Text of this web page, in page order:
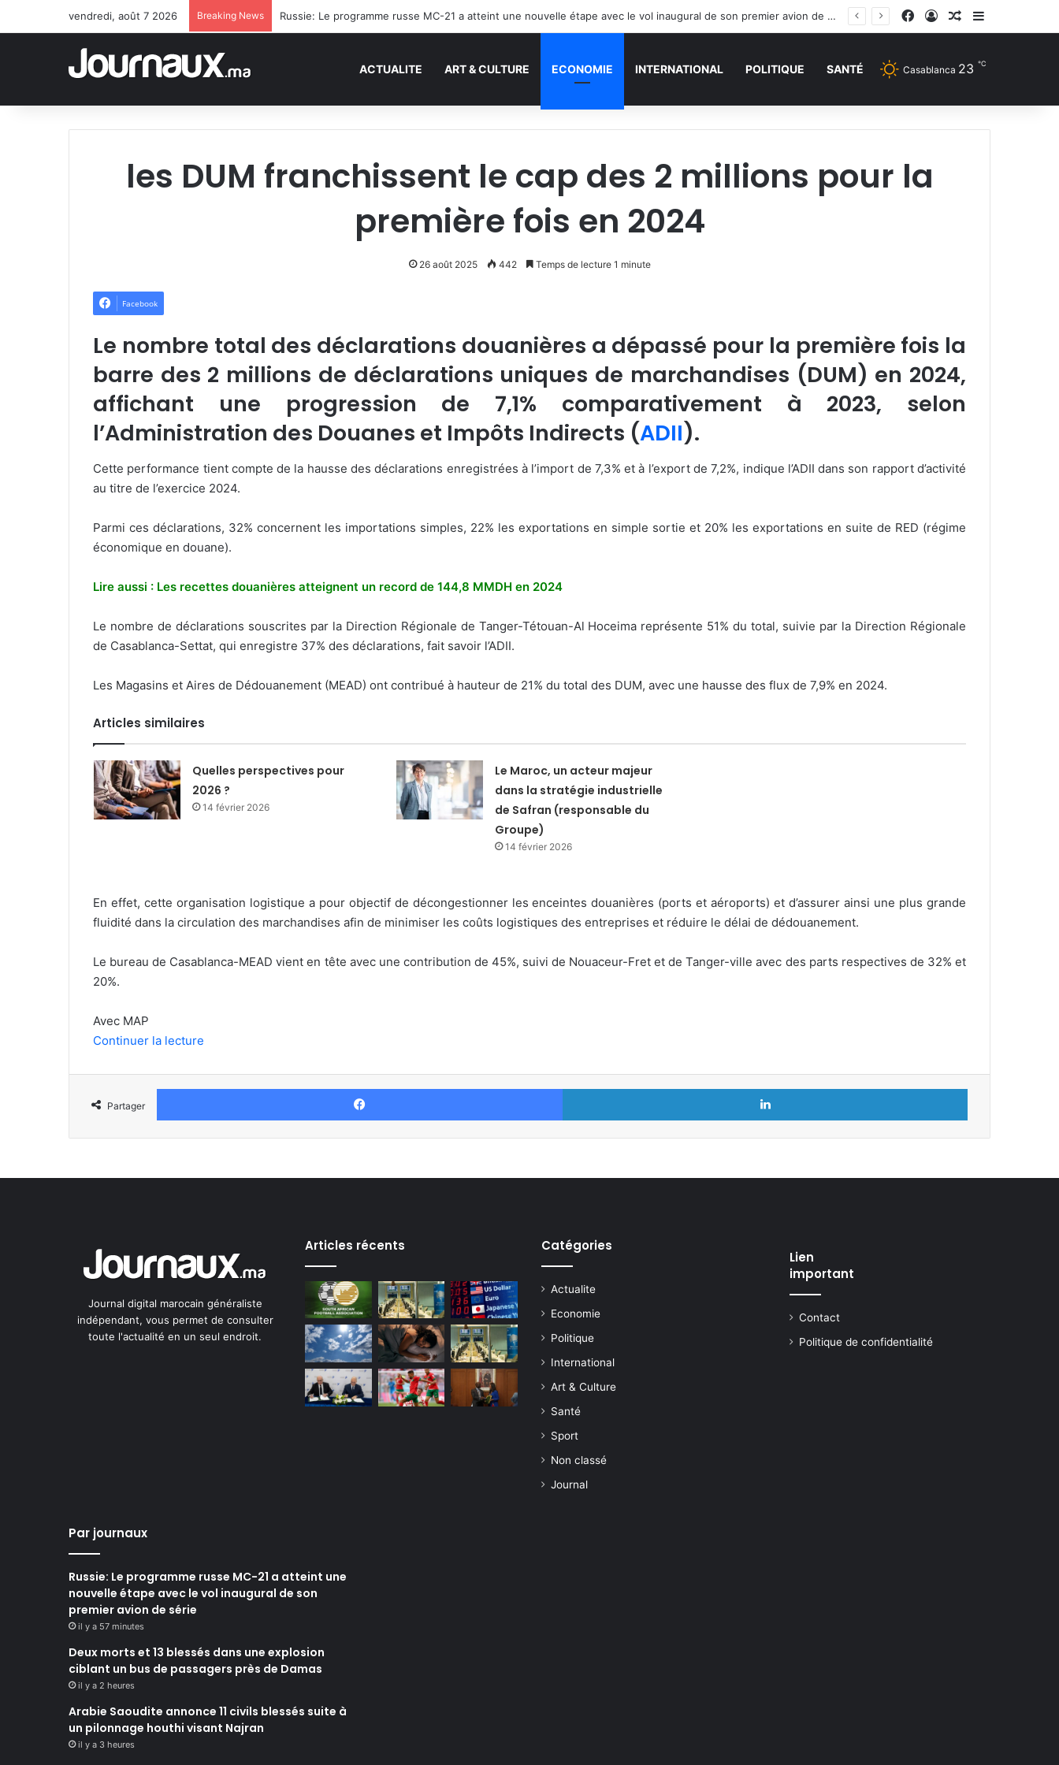
vendredi, août 7 2026 Breaking News Russie: Le programme russe MC-21 a atteint une nouvelle étape avec le vol inaugural de son premier avion de série Facebook
Connexion
Article Aléatoire
Sidebar
ACTUALITE ART & CULTURE ECONOMIE INTERNATIONAL POLITIQUE SANTÉ Casablanca 23 ℃
les DUM franchissent le cap des 2 millions pour la
première fois en 2024
26 août 2025 442 Temps de lecture 1 minute
Facebook
Le nombre total des déclarations douanières a dépassé pour la première fois la
barre des 2 millions de déclarations uniques de marchandises (DUM) en 2024,
affichant une progression de 7,1% comparativement à 2023, selon
l’Administration des Douanes et Impôts Indirects (ADII).
Cette performance tient compte de la hausse des déclarations enregistrées à l’import de 7,3% et à l’export de 7,2%, indique l’ADII dans son rapport d’activité
au titre de l’exercice 2024.
Parmi ces déclarations, 32% concernent les importations simples, 22% les exportations en simple sortie et 20% les exportations en suite de RED (régime
économique en douane).
Lire aussi : Les recettes douanières atteignent un record de 144,8 MMDH en 2024
Le nombre de déclarations souscrites par la Direction Régionale de Tanger-Tétouan-Al Hoceima représente 51% du total, suivie par la Direction Régionale
de Casablanca-Settat, qui enregistre 37% des déclarations, fait savoir l’ADII.
Les Magasins et Aires de Dédouanement (MEAD) ont contribué à hauteur de 21% du total des DUM, avec une hausse des flux de 7,9% en 2024.
Articles similaires
Quelles perspectives pour
2026 ?
14 février 2026
Le Maroc, un acteur majeur
dans la stratégie industrielle
de Safran (responsable du
Groupe)
14 février 2026
En effet, cette organisation logistique a pour objectif de décongestionner les enceintes douanières (ports et aéroports) et d’assurer ainsi une plus grande
fluidité dans la circulation des marchandises afin de minimiser les coûts logistiques des entreprises et réduire le délai de dédouanement.
Le bureau de Casablanca-MEAD vient en tête avec une contribution de 45%, suivi de Nouaceur-Fret et de Tanger-ville avec des parts respectives de 32% et
20%.
Avec MAP
Continuer la lecture
Partager
Facebook Linkedin
Journal digital marocain généraliste
indépendant, vous permet de consulter
toute l'actualité en un seul endroit.
Articles récents Catégories
Actualite
Economie
Politique
International
Art & Culture
Santé
Sport
Non classé
Journal
Lien
important
Contact
Politique de confidentialité
Par journaux
Russie: Le programme russe MC-21 a atteint une
nouvelle étape avec le vol inaugural de son
premier avion de série
il y a 57 minutes
Deux morts et 13 blessés dans une explosion
ciblant un bus de passagers près de Damas
il y a 2 heures
Arabie Saoudite annonce 11 civils blessés suite à
un pilonnage houthi visant Najran
il y a 3 heures